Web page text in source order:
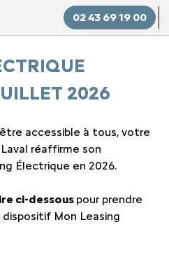
02 43 69 19 00
2026
accessible à tous, votre
réaffirme son
Électrique en 2026.
ci-dessous pour prendre
Mon Leasing